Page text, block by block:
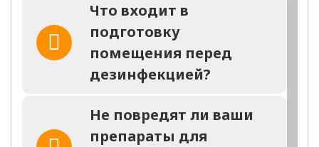
в день обращения
Заполните форму и мы
перезвоним Вам через 2
минуты
Что входит в
подготовку
помещения перед
дезинфекцией?
Не повредят ли ваши
препараты для